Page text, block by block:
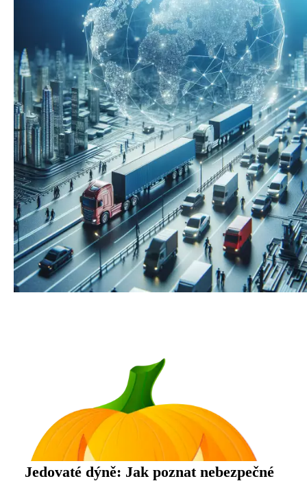
Jedovaté dýně: Jak poznat nebezpečné